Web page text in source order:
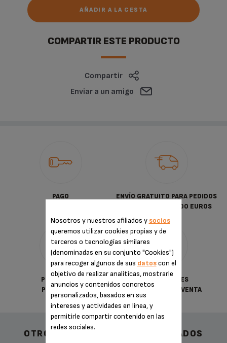
AÑADIR A LA CESTA
COMPARTIR ESTE PRODUCTO
Compartir
Enviar a un amigo
PAGO
ENVÍO GRATUITO PARA PEDIDOS
SUPERIORES A 30.00 EUROS
POLÍTICA DE
PRIVACIDAD
CONDICIONES
GENERALES DE VENTA
OTROS ACCESORIOS RECOMENDADOS
Nosotros y nuestros afiliados y socios
queremos utilizar cookies propias y de
terceros o tecnologías similares
(denominadas en su conjunto "Cookies")
para recoger algunos de sus datoscon el
objetivo de realizar analíticas, mostrarle
anuncios y contenidos concretos
personalizados, basados en sus
intereses y actividades en línea, y
permitirle compartir contenido en las
redes sociales.